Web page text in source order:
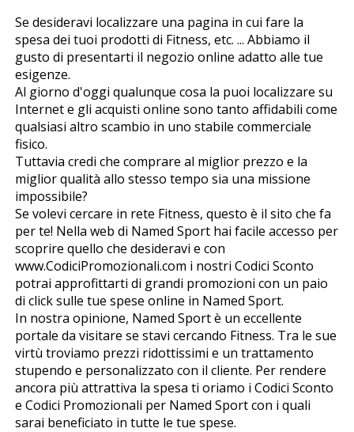
Se desideravi localizzare una pagina in cui fare la
spesa dei tuoi prodotti di Fitness, etc. ... Abbiamo il
gusto di presentarti il negozio online adatto alle tue
esigenze.
Al giorno d'oggi qualunque cosa la puoi localizzare su
Internet e gli acquisti online sono tanto affidabili come
qualsiasi altro scambio in uno stabile commerciale
fisico.
Tuttavia credi che comprare al miglior prezzo e la
miglior qualità allo stesso tempo sia una missione
impossibile?
Se volevi cercare in rete Fitness, questo è il sito che fa
per te! Nella web di Named Sport hai facile accesso per
scoprire quello che desideravi e con
www.CodiciPromozionali.com i nostri Codici Sconto
potrai approfittarti di grandi promozioni con un paio
di click sulle tue spese online in Named Sport.
In nostra opinione, Named Sport è un eccellente
portale da visitare se stavi cercando Fitness. Tra le sue
virtù troviamo prezzi ridottissimi e un trattamento
stupendo e personalizzato con il cliente. Per rendere
ancora più attrattiva la spesa ti offriamo i Codici Sconto
e Codici Promozionali per Named Sport con i quali
sarai beneficiato in tutte le tue spese.